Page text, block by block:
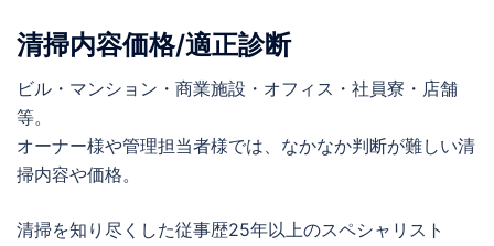
メ
ニ
ュ
清掃内容価格/適正診断
ビル・マンション・商業施設・オフィス・社員寮・店舗
等。
オーナー様や管理担当者様では、なかなか判断が難しい清
掃内容や価格。
清掃を知り尽くした従事歴25年以上のスペシャリスト